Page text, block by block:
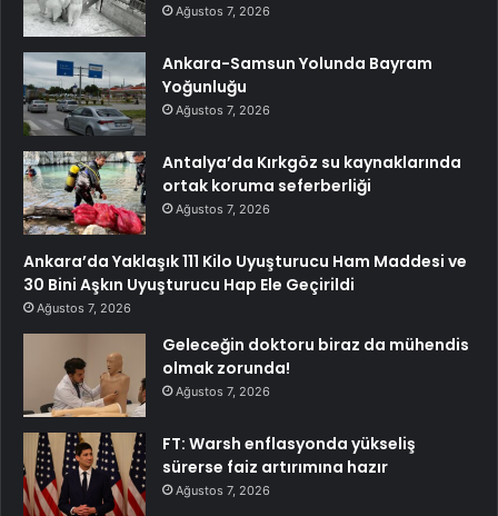
Ağustos 7, 2026
Ankara-Samsun Yolunda Bayram
Yoğunluğu
Ağustos 7, 2026
Antalya’da Kırkgöz su kaynaklarında
ortak koruma seferberliği
Ağustos 7, 2026
Ankara’da Yaklaşık 111 Kilo Uyuşturucu Ham Maddesi ve
30 Bini Aşkın Uyuşturucu Hap Ele Geçirildi
Ağustos 7, 2026
Geleceğin doktoru biraz da mühendis
olmak zorunda!
Ağustos 7, 2026
FT: Warsh enflasyonda yükseliş
sürerse faiz artırımına hazır
Ağustos 7, 2026